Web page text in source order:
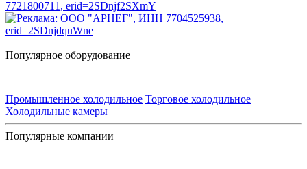
Популярное оборудование
Промышленное холодильное Торговое холодильное
Холодильные камеры
Популярные компании